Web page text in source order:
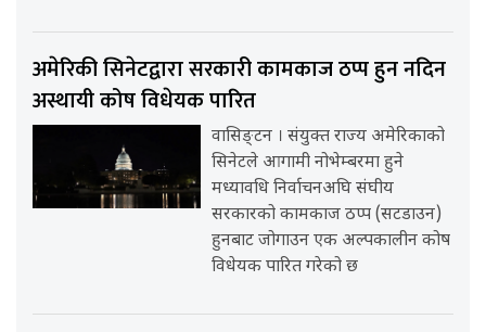
अमेरिकी सिनेटद्वारा सरकारी कामकाज ठप्प हुन नदिन
अस्थायी कोष विधेयक पारित
वासिङ्टन । संयुक्त राज्य अमेरिकाको
सिनेटले आगामी नोभेम्बरमा हुने
मध्यावधि निर्वाचनअघि संघीय
सरकारको कामकाज ठप्प (सटडाउन)
हुनबाट जोगाउन एक अल्पकालीन कोष
विधेयक पारित गरेको छ